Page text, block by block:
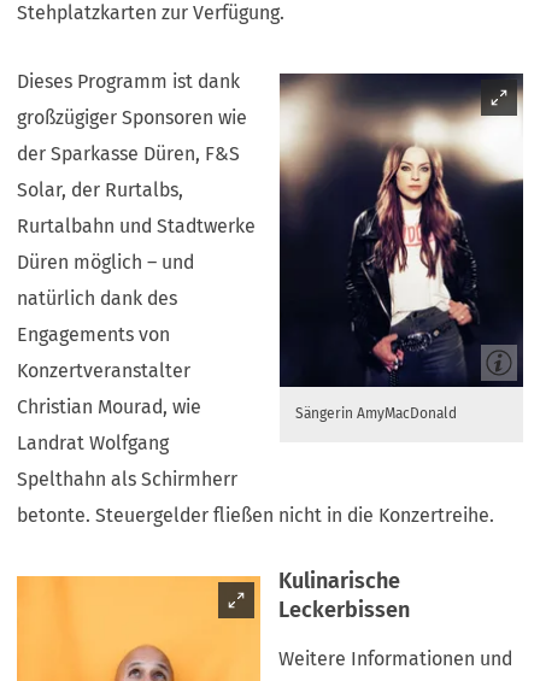
Stehplatzkarten zur Verfügung.
Sängerin AmyMacDonald
Dieses Programm ist dank
großzügiger Sponsoren wie
der Sparkasse Düren, F&S
Solar, der Rurtalbs,
Rurtalbahn und Stadtwerke
Düren möglich – und
natürlich dank des
Engagements von
Konzertveranstalter
Christian Mourad, wie
Landrat Wolfgang
Spelthahn als Schirmherr
betonte. Steuergelder fließen nicht in die Konzertreihe.
Kulinarische
Leckerbissen
Weitere Informationen und